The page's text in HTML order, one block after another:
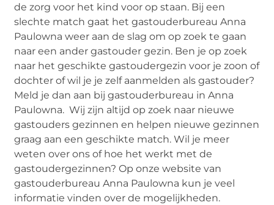
de zorg voor het kind voor op staan. Bij een
slechte match gaat het gastouderbureau Anna
Paulowna weer aan de slag om op zoek te gaan
naar een ander gastouder gezin. Ben je op zoek
naar het geschikte gastoudergezin voor je zoon of
dochter of wil je je zelf aanmelden als gastouder?
Meld je dan aan bij gastouderbureau in Anna
Paulowna. Wij zijn altijd op zoek naar nieuwe
gastouders gezinnen en helpen nieuwe gezinnen
graag aan een geschikte match. Wil je meer
weten over ons of hoe het werkt met de
gastoudergezinnen? Op onze website van
gastouderbureau Anna Paulowna kun je veel
informatie vinden over de mogelijkheden.